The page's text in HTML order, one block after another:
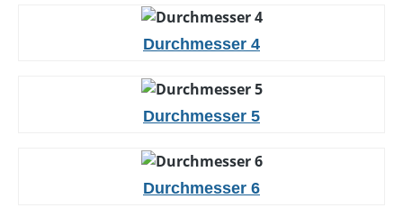
Durchmesser 4
Durchmesser 5
Durchmesser 6